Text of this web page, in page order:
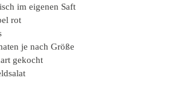
im eigenen Saft
rot
je nach Größe
gekocht